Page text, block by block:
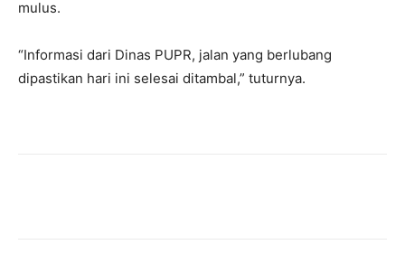
mulus.
“Informasi dari Dinas PUPR, jalan yang berlubang
dipastikan hari ini selesai ditambal,” tuturnya.